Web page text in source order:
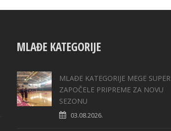
MLAĐE KATEGORIJE
MLAĐE KATEGORIJE MEGE SUPER
ZAPOČELE PRIPREME ZA NOVU
SEZONU
03.08.2026.